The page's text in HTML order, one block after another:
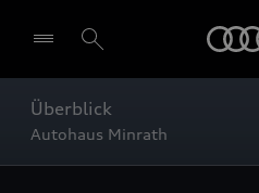
Überblick
Autohaus Minrath